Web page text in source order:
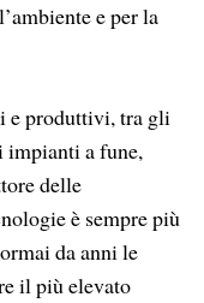
e per la
e produttivi, tra gli
impianti a fune,
delle
è sempre più
da anni le
il più elevato